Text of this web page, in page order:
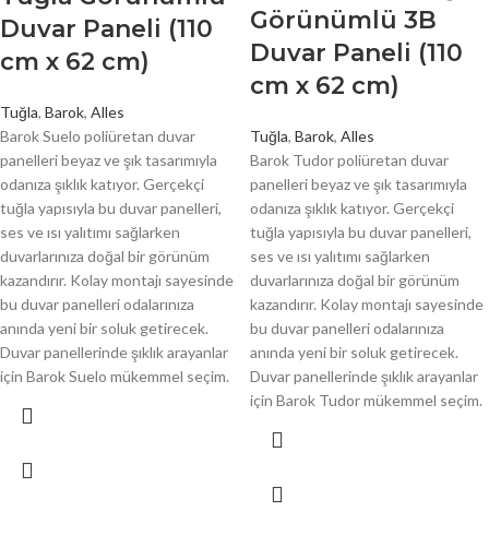
Duvar Paneli (110
cm x 62 cm)
Tuğla, Barok, Alles
Barok Suelo poliüretan duvar
panelleri beyaz ve şık tasarımıyla
odanıza şıklık katıyor. Gerçekçi
tuğla yapısıyla bu duvar panelleri,
ses ve ısı yalıtımı sağlarken
duvarlarınıza doğal bir görünüm
kazandırır. Kolay montajı sayesinde
bu duvar panelleri odalarınıza
anında yeni bir soluk getirecek.
Duvar panellerinde şıklık arayanlar
için Barok Suelo mükemmel seçim.
Görünümlü 3B
Duvar Paneli (110
cm x 62 cm)
Tuğla, Barok, Alles
Barok Tudor poliüretan duvar
panelleri beyaz ve şık tasarımıyla
odanıza şıklık katıyor. Gerçekçi
tuğla yapısıyla bu duvar panelleri,
ses ve ısı yalıtımı sağlarken
duvarlarınıza doğal bir görünüm
kazandırır. Kolay montajı sayesinde
bu duvar panelleri odalarınıza
anında yeni bir soluk getirecek.
Duvar panellerinde şıklık arayanlar
için Barok Tudor mükemmel seçim.